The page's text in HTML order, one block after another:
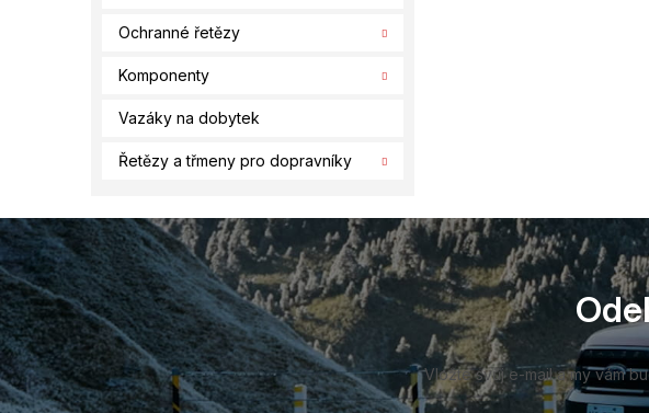
Ochranné řetězy
Komponenty
Vazáky na dobytek
Řetězy a třmeny pro dopravníky
Z
á
p
a
t
í
Vložte svůj e-mail a my vám